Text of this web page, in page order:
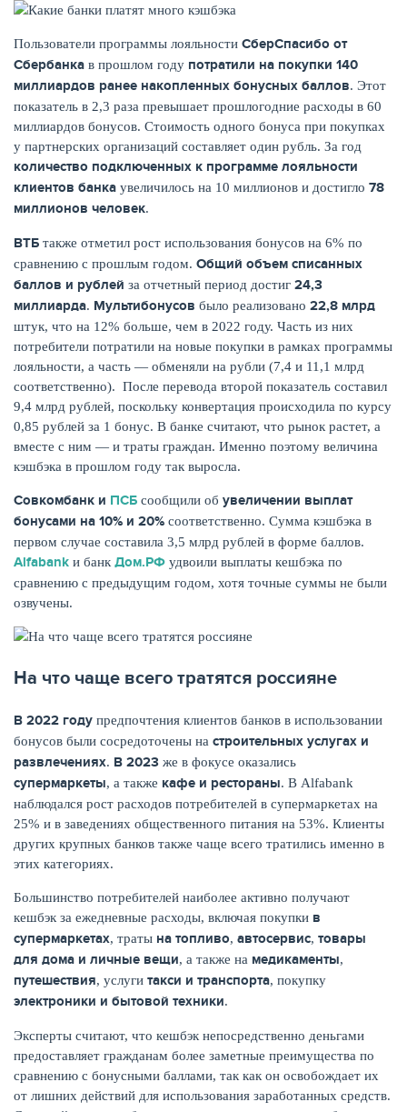
НАКОПЛЕНИЯ
РЕЙТИНГ БАНКОВ
ЕЩЁ
ЖУРНАЛ
Пользователи программы лояльности СберСпасибо от
Сбербанка в прошлом году потратили на покупки 140
миллиардов ранее накопленных бонусных баллов. Этот
показатель в 2,3 раза превышает прошлогодние расходы в 60
миллиардов бонусов. Стоимость одного бонуса при покупках
у партнерских организаций составляет один рубль. За год
количество подключенных к программе лояльности
клиентов банка увеличилось на 10 миллионов и достигло 78
миллионов человек.
ВТБ также отметил рост использования бонусов на 6% по
сравнению с прошлым годом. Общий объем списанных
баллов и рублей за отчетный период достиг 24,3
миллиарда. Мультибонусов было реализовано 22,8 млрд
штук, что на 12% больше, чем в 2022 году. Часть из них
потребители потратили на новые покупки в рамках программы
лояльности, а часть — обменяли на рубли (7,4 и 11,1 млрд
соответственно). После перевода второй показатель составил
9,4 млрд рублей, поскольку конвертация происходила по курсу
0,85 рублей за 1 бонус. В банке считают, что рынок растет, а
вместе с ним — и траты граждан. Именно поэтому величина
кэшбэка в прошлом году так выросла.
Совкомбанк и ПСБ сообщили об увеличении выплат
бонусами на 10% и 20% соответственно. Сумма кэшбэка в
первом случае составила 3,5 млрд рублей в форме баллов.
Alfabank и банк Дом.РФ удвоили выплаты кешбэка по
сравнению с предыдущим годом, хотя точные суммы не были
озвучены.
На что чаще всего тратятся россияне
В 2022 году предпочтения клиентов банков в использовании
бонусов были сосредоточены на строительных услугах и
развлечениях. В 2023 же в фокусе оказались
супермаркеты, а также кафе и рестораны. В Alfabank
наблюдался рост расходов потребителей в супермаркетах на
25% и в заведениях общественного питания на 53%. Клиенты
других крупных банков также чаще всего тратились именно в
этих категориях.
Большинство потребителей наиболее активно получают
кешбэк за ежедневные расходы, включая покупки в
супермаркетах, траты на топливо, автосервис, товары
для дома и личные вещи, а также на медикаменты,
путешествия, услуги такси и транспорта, покупку
электроники и бытовой техники.
Эксперты считают, что кешбэк непосредственно деньгами
предоставляет гражданам более заметные преимущества по
сравнению с бонусными баллами, так как он освобождает их
от лишних действий для использования заработанных средств.